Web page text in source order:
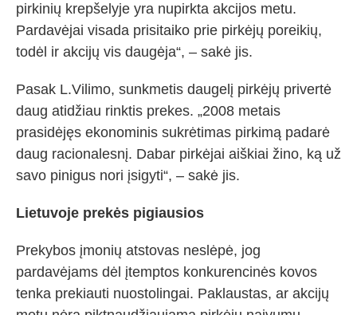
pirkinių krepšelyje yra nupirkta akcijos metu.
Pardavėjai visada prisitaiko prie pirkėjų poreikių,
todėl ir akcijų vis daugėja“, – sakė jis.
Pasak L.Vilimo, sunkmetis daugelį pirkėjų privertė
daug atidžiau rinktis prekes. „2008 metais
prasidėjęs ekonominis sukrėtimas pirkimą padarė
daug racionalesnį. Dabar pirkėjai aiškiai žino, ką už
savo pinigus nori įsigyti“, – sakė jis.
Lietuvoje prekės pigiausios
Prekybos įmonių atstovas neslėpė, jog
pardavėjams dėl įtemptos konkurencinės kovos
tenka prekiauti nuostolingai. Paklaustas, ar akcijų